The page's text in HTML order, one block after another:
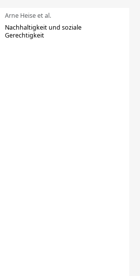
Arne Heise et al.
Nachhaltigkeit und soziale
Gerechtigkeit